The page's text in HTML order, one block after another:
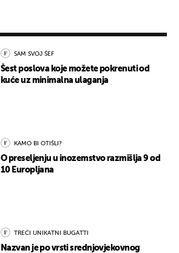
SAM SVOJ ŠEF
Šest poslova koje možete pokrenuti od
kuće uz minimalna ulaganja
KAMO BI OTIŠLI?
O preseljenju u inozemstvo razmišlja 9 od
10 Europljana
TREĆI UNIKATNI BUGATTI
Nazvan je po vrsti srednjovjekovnog